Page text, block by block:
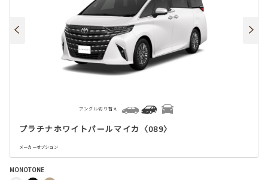
プラチナホワイトパールマイカ〈089〉
メーカーオプション
アングル切り替え
MONOTONE